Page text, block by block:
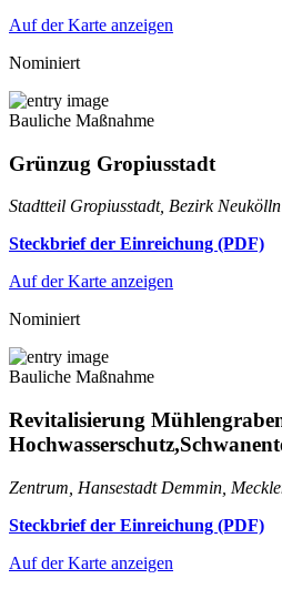
Auf der Karte anzeigen
Nominiert
Bauliche Maßnahme
Grünzug Gropiusstadt
Stadtteil Gropiusstadt, Bezirk
Steckbrief der Einreichung (PDF)
Auf der Karte anzeigen
Nominiert
Bauliche Maßnahme
Revitalisierung
Zentrum, Hansestadt Demmin,
Steckbrief der Einreichung (PDF)
Auf der Karte anzeigen